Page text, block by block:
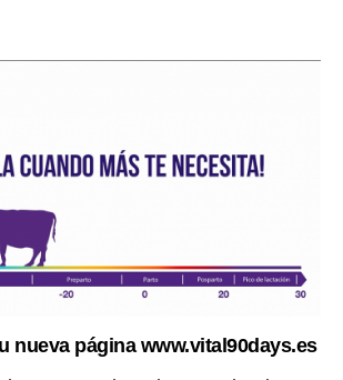
nueva página www.vital90days.es